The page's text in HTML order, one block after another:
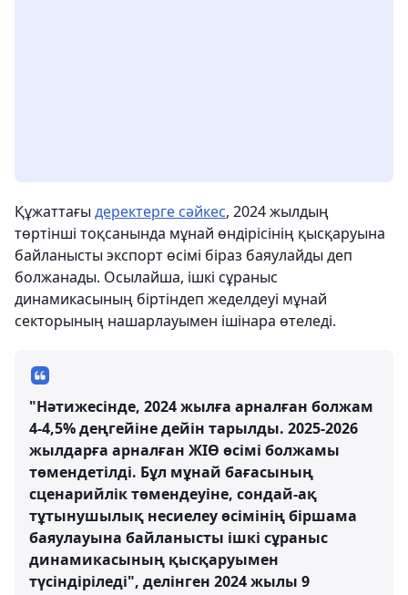
Құжаттағы деректерге сәйкес, 2024 жылдың
төртінші тоқсанында мұнай өндірісінің қысқаруына
байланысты экспорт өсімі біраз баяулайды деп
болжанады. Осылайша, ішкі сұраныс
динамикасының біртіндеп жеделдеуі мұнай
секторының нашарлауымен ішінара өтеледі.
"Нәтижесінде, 2024 жылға арналған болжам
4-4,5% деңгейіне дейін тарылды. 2025-2026
жылдарға арналған ЖІӨ өсімі болжамы
төмендетілді. Бұл мұнай бағасының
сценарийлік төмендеуіне, сондай-ақ
тұтынушылық несиелеу өсімінің біршама
баяулауына байланысты ішкі сұраныс
динамикасының қысқаруымен
түсіндіріледі", делінген 2024 жылы 9